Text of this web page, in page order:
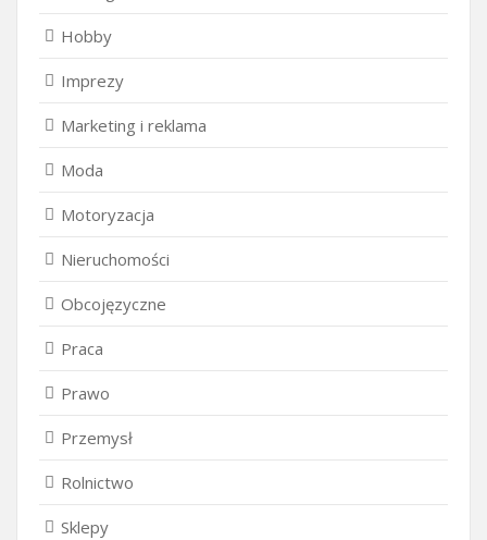
Hobby
Imprezy
Marketing i reklama
Moda
Motoryzacja
Nieruchomości
Obcojęzyczne
Praca
Prawo
Przemysł
Rolnictwo
Sklepy